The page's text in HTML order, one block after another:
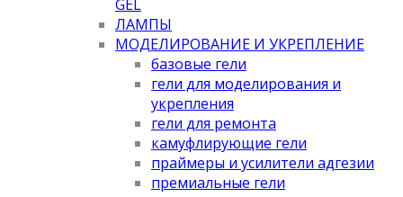
GEL
ЛАМПЫ
МОДЕЛИРОВАНИЕ И УКРЕПЛЕНИЕ
базовые гели
гели для моделирования и
укрепления
гели для ремонта
камуфлирующие гели
праймеры и усилители адгезии
премиальные гели